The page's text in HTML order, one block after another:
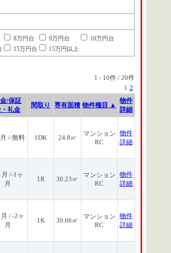
8万円台 9万円台
10万円台
15万円台 15万円以上
1 - 10件 / 20件
1 2
/保証
礼金
間取り 専有面積 物件種目 ▲
物件
詳細
/-無料 1DK 24.8㎡
マンション
RC
物件
詳細
/-1ヶ
月
1R 30.23㎡
マンション
RC
物件
詳細
/ -2ヶ
月
1K 30.66㎡
マンション
RC
物件
詳細